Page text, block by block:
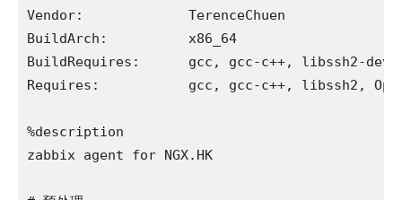
Vendor:             TerenceChuen
BuildArch:          x86_64
BuildRequires:      gcc, gcc-c++, libssh2-
Requires:           gcc, gcc-c++, libssh2,
%description
zabbix agent for NGX.HK